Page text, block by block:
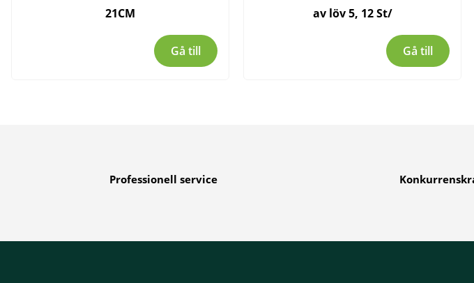
21CM
Gå till
av löv 5, 12 St/
Gå till
Professionell service